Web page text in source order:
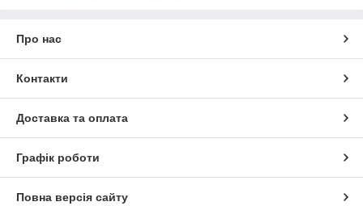
Про нас
Контакти
Доставка та оплата
Графік роботи
Повна версія сайту